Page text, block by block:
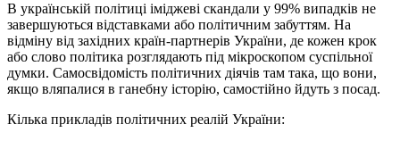
В українській політиці іміджеві скандали у 99% випадків не
завершуються відставками або політичним забуттям. На
відміну від західних країн-партнерів України, де кожен крок
або слово політика розглядають під мікроскопом суспільної
думки. Самосвідомість політичних діячів там така, що вони,
якщо вляпалися в ганебну історію, самостійно йдуть з посад.
Кілька прикладів політичних реалій України: